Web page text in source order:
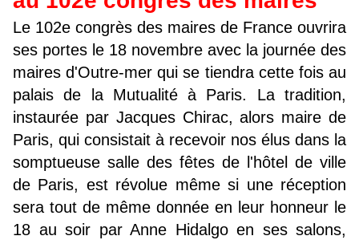
Le 102e congrès des maires de France ouvrira
ses portes le 18 novembre avec la journée des
maires d'Outre-mer qui se tiendra cette fois au
palais de la Mutualité à Paris. La tradition,
instaurée par Jacques Chirac, alors maire de
Paris, qui consistait à recevoir nos élus dans la
somptueuse salle des fêtes de l'hôtel de ville
de Paris, est révolue même si une réception
sera tout de même donnée en leur honneur le
18 au soir par Anne Hidalgo en ses salons,